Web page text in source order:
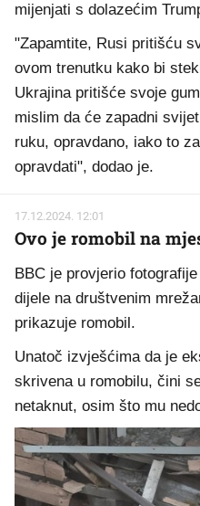
mijenjati s dolazećim
"Zapamtite, Rusi pritišću
ovom trenutku kako bi
Ukrajina pritišće svoje
mislim da će zapadni
ruku, opravdano, iako to
opravdati", dodao je.
17.12.2024. 12:01
Ovo je romobil na
BBC je provjerio
dijele na društvenim
prikazuje romobil.
Unatoč izvješćima da je
skrivena u romobilu, čini
netaknut, osim što mu